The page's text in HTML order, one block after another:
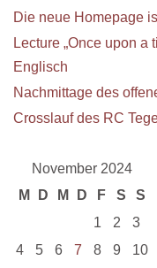
Die neue Homepage
Lecture „Once upon
Englisch
Nachmittage des
Crosslauf des RC
November 2024
M
D M D F S
S
1
2
3
4
5 6 7 8 9
10